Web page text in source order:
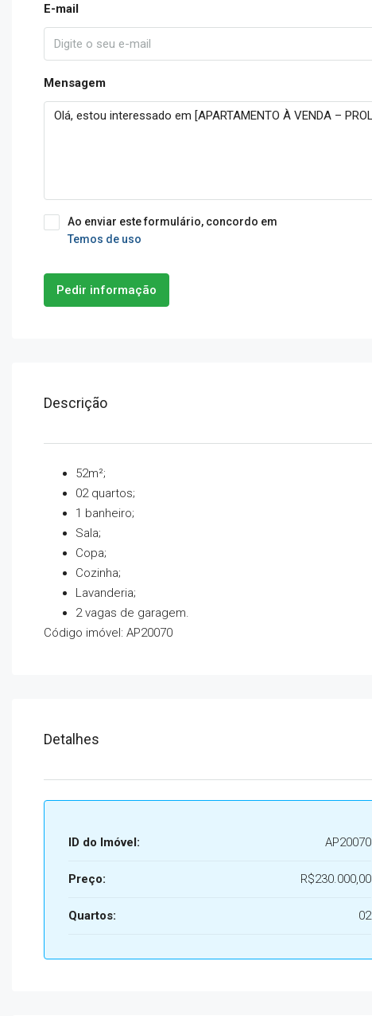
E-mail
Mensagem
Ao enviar este formulário, concordo em
Temos de uso
Pedir informação
Descrição
52m²;
02 quartos;
1 banheiro;
Sala;
Copa;
Cozinha;
Lavanderia;
2 vagas de garagem.
Código imóvel: AP20070
Detalhes
ID do Imóvel: AP20070
Preço: R$230.000,00
Quartos: 02